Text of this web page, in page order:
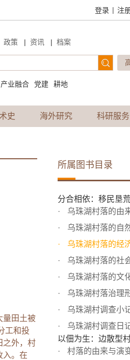
登录 | 注
政策 | 资讯 | 档案
产业融合 党建 耕地
史 海外研究 科研服务
量田土被
工和投
之外，村
入。在
所属图书目录
乌珠湖村落的由
乌珠湖村落的自
乌珠湖村落的经
乌珠湖村落的社
乌珠湖村落的文
乌珠湖村落治理
乌珠湖村调查小
乌珠湖村调查日
以佃为生：边散型
村落的由来与演